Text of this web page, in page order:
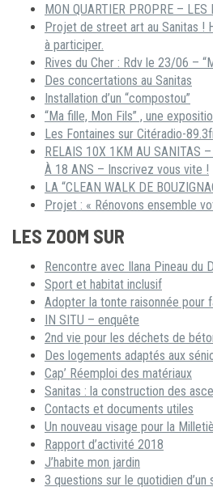
MON QUARTIER PROPRE – LES
Projet de street art au Sanitas !
à participer.
Rives du Cher : Rdv le 23/06 –
Des concertations au Sanitas
Installation d’un “compostou”
“Ma fille, Mon Fils” , une
Les Fontaines sur Citéradio-
RELAIS 10X 1KM AU SANITAS
À 18 ANS – Inscrivez vous vite !
LA “CLEAN WALK DE
Projet : « Rénovons ensemble
LES ZOOM SUR
Rencontre avec Ilana Pineau du
Sport et habitat inclusif
Adopter la tonte raisonnée pour
IN SITU – enquête
2nd vie pour les déchets de
Des logements adaptés aux
Cap’ Réemploi des matériaux
Sanitas : la construction des
Contacts et documents utiles
Un nouveau visage pour la
Rapport d’activité 2018
J’habite mon jardin
3 questions sur le quotidien d’un